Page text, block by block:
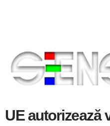
UE autorizează